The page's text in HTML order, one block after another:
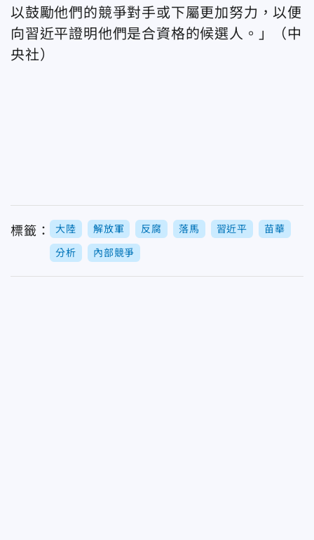
以鼓勵他們的競爭對手或下屬更加努力，以便
向習近平證明他們是合資格的候選人。」
（中
央社）
標籤： 大陸 解放軍 反腐 落馬 習近平 苗華
分析 內部競爭